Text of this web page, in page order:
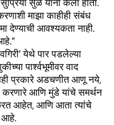
सुळे यांनी केली होती.
माझा काहीही संबंध
देण्याची आवश्यकता नाही.
येथे पार पडलेल्या
पार्श्वभूमीवर वाद
प्रकारे अडचणीत आणू नये,
करणारे आणि मुंडे यांचे समर्थन
करत आहेत, आणि आता त्यांचे
आहे.